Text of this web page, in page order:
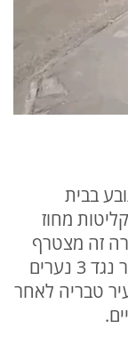
בבית
מחוז
זה מצטרף
להגשת כתב אישום נוסף בשבוע שעבר נגד 3 נערים
טבריה לאחר